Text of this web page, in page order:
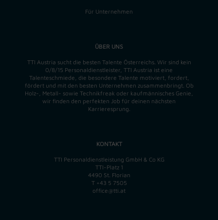
Für Unternehmen
ÜBER UNS
TTI Austria sucht die besten Talente Österreichs. Wir sind kein
0/8/15 Personaldienstleister, TTI Austria ist eine
Talenteschmiede, die besondere Talente motiviert, fordert,
fördert und mit den besten Unternehmen zusammenbringt. Ob
Holz-, Metall- sowie Technikfreak oder kaufmännisches Genie,
wir finden den perfekten Job für deinen nächsten
Karrieresprung.
KONTAKT
TTI Personaldienstleistung GmbH & Co KG
TTI-Platz 1
4490 St. Florian
T +43 5 7505
office@tti.at